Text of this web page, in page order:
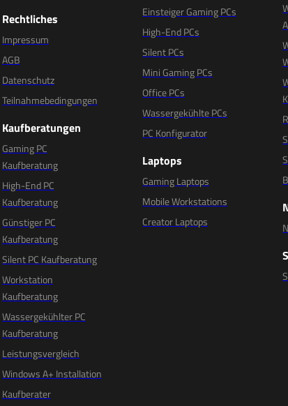
Rechtliches
Impressum
AGB
Datenschutz
Teilnahmebedingungen
Kaufberatungen
Gaming PC
Kaufberatung
High-End PC
Kaufberatung
Günstiger PC
Kaufberatung
Silent PC Kaufberatung
Workstation
Kaufberatung
Wassergekühlter PC
Kaufberatung
Leistungsvergleich
Windows A+ Installation
Kaufberater
Einsteiger Gaming PCs
High-End PCs
Silent PCs
Mini Gaming PCs
Office PCs
Wassergekühlte PCs
PC Konfigurator
Laptops
Gaming Laptops
Mobile Workstations
Creator Laptops